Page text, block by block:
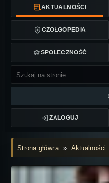
AKTUALNOŚCI
CZOŁGOPEDIA
SPOŁECZNOŚĆ
ZALOGUJ
Strona główna» Aktualności